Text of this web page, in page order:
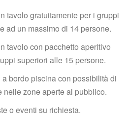
tavolo gratuitamente per i gruppi
ad un massimo di 14 persone.
tavolo con pacchetto aperitivo
superiori alle 15 persone.
bordo piscina con possibilità di
zone aperte al pubblico.
o eventi su richiesta.